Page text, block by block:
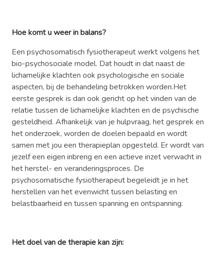
Hoe komt u weer in balans?
Een psychosomatisch fysiotherapeut werkt volgens het
bio-psychosociale model. Dat houdt in dat naast de
lichamelijke klachten ook psychologische en sociale
aspecten, bij de behandeling betrokken worden.Het
eerste gesprek is dan ook gericht op het vinden van de
relatie tussen de lichamelijke klachten en de psychische
gesteldheid. Afhankelijk van je hulpvraag, het gesprek en
het onderzoek, worden de doelen bepaald en wordt
samen met jou een therapieplan opgesteld. Er wordt van
jezelf een eigen inbreng en een actieve inzet verwacht in
het herstel- en veranderingsproces. De
psychosomatische fysiotherapeut begeleidt je in het
herstellen van het evenwicht tussen belasting en
belastbaarheid en tussen spanning en ontspanning.
Het doel van de therapie kan zijn: